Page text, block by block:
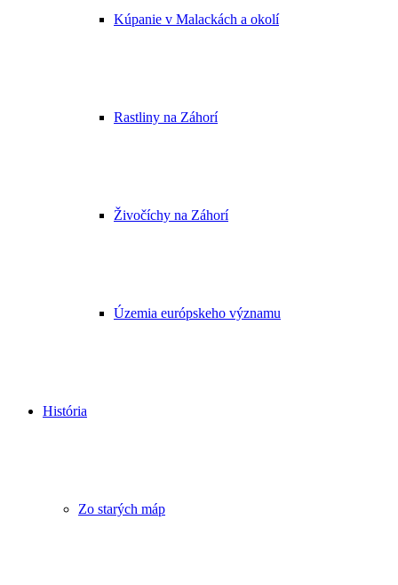
Kúpanie v Malackách a okolí
Rastliny na Záhorí
Živočíchy na Záhorí
Územia európskeho významu
História
Zo starých máp